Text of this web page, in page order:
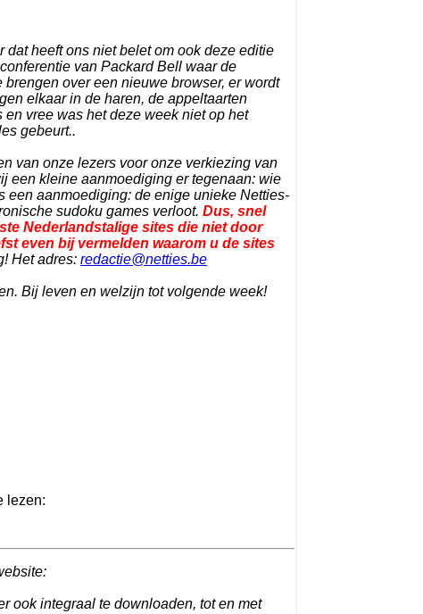
dat heeft ons niet belet om ook deze editie
van Packard Bell waar de
over een nieuwe browser, er wordt
elkaar in de haren, de appeltaarten
vree was het deze week niet op het
gebeurt..
van onze lezers voor onze verkiezing van
een kleine aanmoediging er tegenaan: wie
een aanmoediging: de enige unieke Netties-
sudoku games verloot. Dus, snel
Nederlandstalige sites die niet door
even bij vermelden waarom u de sites
Het adres: redactie@netties.be
Bij leven en welzijn tot volgende week!
lezen:
ook integraal te downloaden, tot en met